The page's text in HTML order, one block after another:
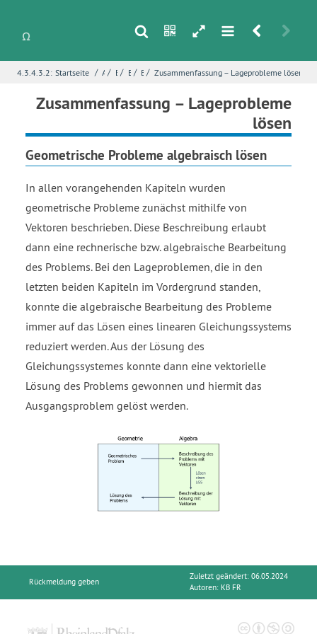
s n h m r u
4.3.4.3.2: Startseite / Analytische Geometrie
/ Ebenen
/ Exkurs: Lineare geometrische Gebilde
/ Bearbeitung von Lageproblemen
/ Zusammenfassung – Lageprobleme lösen
Zusammenfassung – Lageprobleme
lösen
Geometrische Probleme algebraisch lösen
In allen vorangehenden Kapiteln wurden
geometrische Probleme zunächst mithilfe von
Vektoren beschrieben. Diese Beschreibung erlaubt
dann eine rechnerische bzw. algebraische Bearbeitung
des Problems. Bei den Lageproblemen, die in den
letzten beiden Kapiteln im Vordergrund standen,
konnte die algebraische Bearbeitung des Probleme
immer auf das Lösen eines linearen Gleichungssystems
reduziert werden. Aus der Lösung des
Gleichungssystemes konnte dann eine vektorielle
Lösung des Problems gewonnen und hiermit das
Ausgangsproblem gelöst werden.
Rückmeldung geben
Zuletzt geändert: 06.05.2024
Autoren: KB FR
Name*
E-Mail*
Seite*
Fehlerbeschreibung*